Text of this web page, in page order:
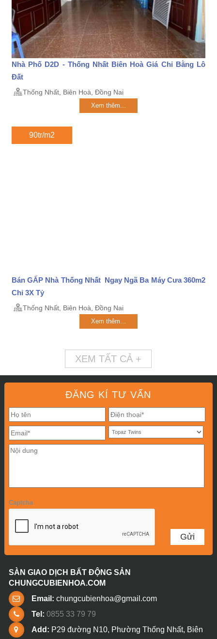
Nhà Phố D2D - Thống Nhất Biên Hoà Giá Chỉ Bằng Lô
Đất
Thống Nhất, Biên Hoà, Đồng Nai
Xem thêm...
90tr/m2
Bán GẤP Nhà Thống Nhất Ngay Ngã Ba Máy Cưa 360m2
Chỉ 3X Tỷ
Thống Nhất, Biên Hoà, Đồng Nai
Xem thêm...
XEM TẤT CẢ +
ĐĂNG KÍ TƯ VẤN
Captcha
SÀN GIAO DỊCH BẤT ĐỘNG SẢN
CHUNGCUBIENHOA.COM
Email: chungcubienhoa@gmail.com
Tel: 0855 33 79 79
Add: P29 đường N10, Phường Thống Nhất, Biên